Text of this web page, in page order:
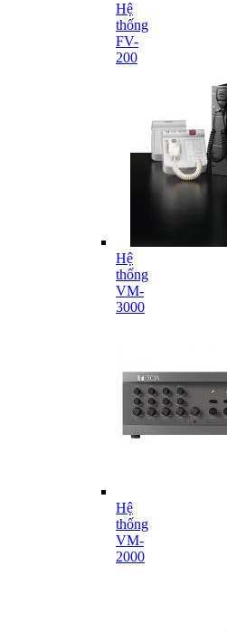
Hệ
thống
FV-
200
Hệ
thống
VM-
3000
Hệ
thống
VM-
2000